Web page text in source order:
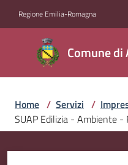
Regione Emilia-Romagna
Comune di
Comune
di
Argelato
Amministrazione
Home / Servizi /
SUAP Edilizia - Ambiente -